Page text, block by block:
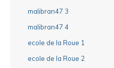
malibran47 3
malibran47 4
ecole de la Roue 1
ecole de la Roue 2